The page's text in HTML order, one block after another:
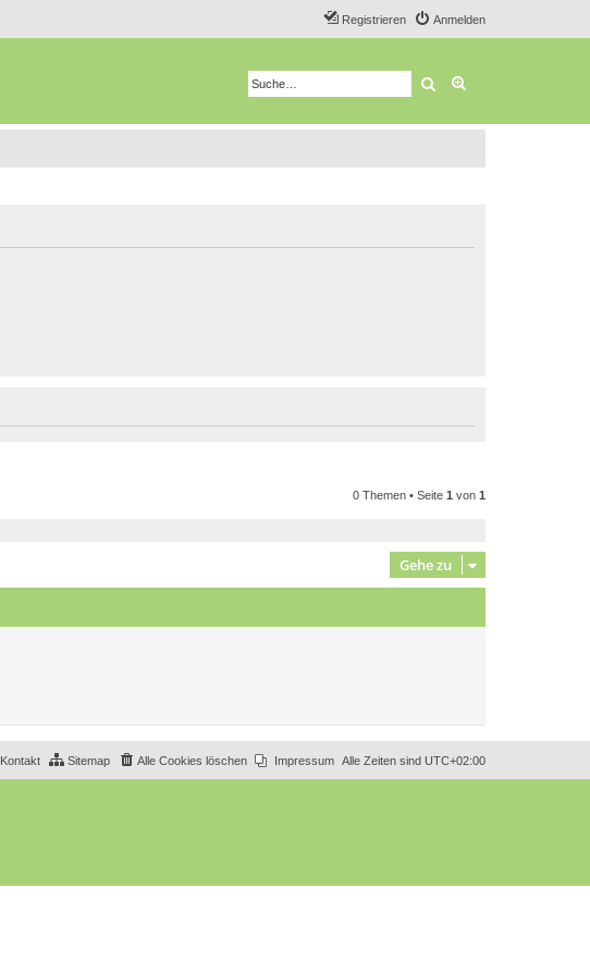
Anmelden
Registrieren
Suche
0 Themen • Seite 1 von 1
Gehe zu
Alle Zeiten sind UTC+02:00
Impressum
Alle Cookies löschen
Sitemap
Kontakt